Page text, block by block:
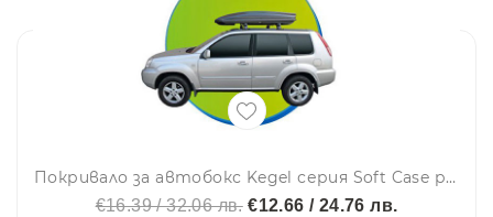
Покривало за автобокс Kegel серия Soft Case размер XL черно 205-230сm
€16.39 / 32.06 лв.€12.66 / 24.76 лв.